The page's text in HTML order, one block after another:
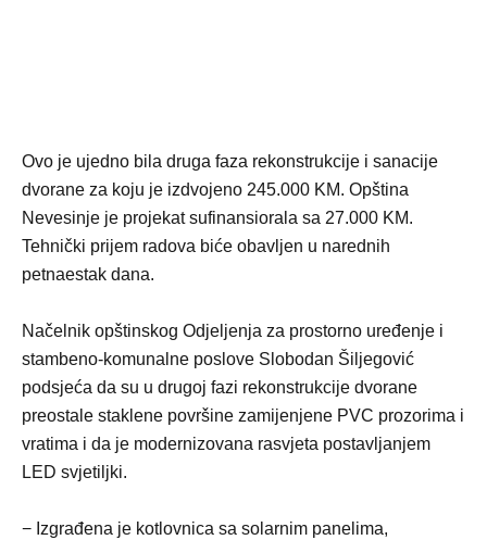
Ovo je ujedno bila druga faza rekonstrukcije i sanacije
dvorane za koju je izdvojeno 245.000 KM. Opština
Nevesinje je projekat sufinansiorala sa 27.000 KM.
Tehnički prijem radova biće obavljen u narednih
petnaestak dana.
Načelnik opštinskog Odjeljenja za prostorno uređenje i
stambeno-komunalne poslove Slobodan Šiljegović
podsjeća da su u drugoj fazi rekonstrukcije dvorane
preostale staklene površine zamijenjene PVC prozorima i
vratima i da je modernizovana rasvjeta postavljanjem
LED svjetiljki.
− Izgrađena je kotlovnica sa solarnim panelima,